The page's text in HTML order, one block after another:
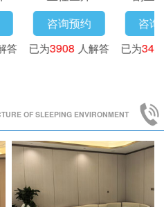
预约
人解答
咨询预约
已为3408 人解答
OF SLEEPING ENVIRONMENT